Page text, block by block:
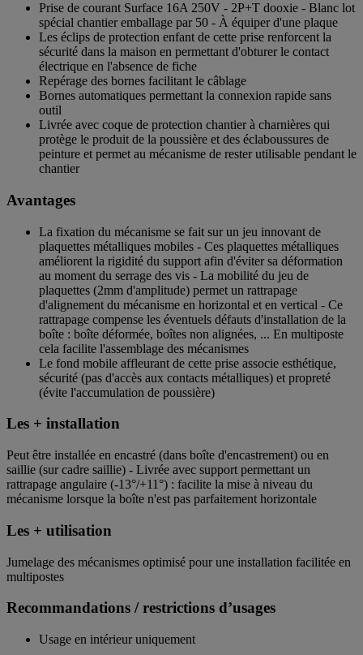
Prise de courant Surface 16A 250V - 2P+T dooxie - Blanc lot
spécial chantier emballage par 50 - À équiper d'une plaque
Les éclips de protection enfant de cette prise renforcent la
sécurité dans la maison en permettant d'obturer le contact
électrique en l'absence de fiche
Repérage des bornes facilitant le câblage
Bornes automatiques permettant la connexion rapide sans
outil
Livrée avec coque de protection chantier à charnières qui
protège le produit de la poussière et des éclaboussures de
peinture et permet au mécanisme de rester utilisable pendant le
chantier
Avantages
La fixation du mécanisme se fait sur un jeu innovant de
plaquettes métalliques mobiles - Ces plaquettes métalliques
améliorent la rigidité du support afin d'éviter sa déformation
au moment du serrage des vis - La mobilité du jeu de
plaquettes (2mm d'amplitude) permet un rattrapage
d'alignement du mécanisme en horizontal et en vertical - Ce
rattrapage compense les éventuels défauts d'installation de la
boîte : boîte déformée, boîtes non alignées, ... En multiposte
cela facilite l'assemblage des mécanismes
Le fond mobile affleurant de cette prise associe esthétique,
sécurité (pas d'accès aux contacts métalliques) et propreté
(évite l'accumulation de poussière)
Les + installation
Peut être installée en encastré (dans boîte d'encastrement) ou en
saillie (sur cadre saillie) - Livrée avec support permettant un
rattrapage angulaire (-13°/+11°) : facilite la mise à niveau du
mécanisme lorsque la boîte n'est pas parfaitement horizontale
Les + utilisation
Jumelage des mécanismes optimisé pour une installation facilitée en
multipostes
Recommandations / restrictions d’usages
Usage en intérieur uniquement